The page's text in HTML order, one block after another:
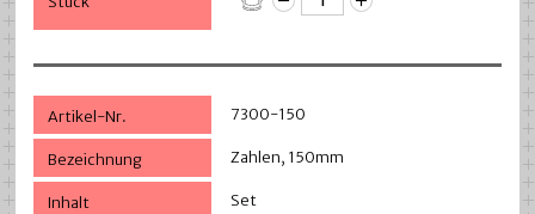
7300-150
Zahlen, 150mm
Set